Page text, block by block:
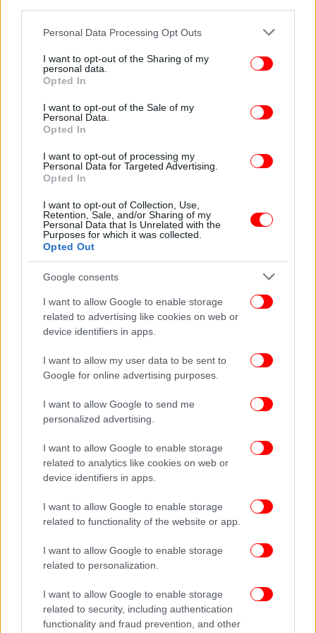
Please note that this website/app uses one or more Google
not limited to your visit or usage behaviour. You may click to
grant or deny consent to Google and its third-party tags to
use your data for below specified purposes in below Google
consent section.
Personal Data Processing Opt Outs
I want to opt-out of the Sharing of my
personal data.
Opted In
I want to opt-out of the Sale of my
Personal Data.
Opted In
I want to opt-out of processing my
Personal Data for Targeted Advertising.
Opted In
I want to opt-out of Collection, Use,
Retention, Sale, and/or Sharing of my
Personal Data that Is Unrelated with the
Purposes for which it was collected.
Opted Out
Google consents
I want to allow Google to enable storage
related to advertising like cookies on web or
device identifiers in apps.
I want to allow my user data to be sent to
Google for online advertising purposes.
I want to allow Google to send me
personalized advertising.
I want to allow Google to enable storage
related to analytics like cookies on web or
device identifiers in apps.
I want to allow Google to enable storage
related to functionality of the website or app.
I want to allow Google to enable storage
related to personalization.
I want to allow Google to enable storage
related to security, including authentication
functionality and fraud prevention, and other
αντεπίθεση τον Ιούνιο του 2023 αλλά η πρόοδός
της έχει περιοριστεί. Το Κίεβο έχει υποσχεθεί ότι θα
ανακαταλάβει τα εδάφη που έχει καταλάβει η
Ρωσία, περιλαμβανομένης της Χερσονήσου της
Κριμαίας την οποία το Κρεμλίνο προσάρτησε το
2014 παραβιάζοντας το διεθνές δίκαιο.
ΟΛΕΣ ΟΙ ΕΙΔΗΣΕΙΣ
Βίντεο-ντοκουμέντο: Η δολιοφθορά στον αγωγό
ύδρευσης Αίγινας -Με εκπαίδευση Ειδικών Δυνάμεων ο
σαμποτέρ
Kίνα: Ξαφνικά, «επανεμφανίστηκε» ο αγνοούμενος εδώ
και ένα χρόνο μεγαλοτραπεζίτης Μπάο Φαν, και…
παραιτήθηκε!
Ο Ζακ Αταλί «προβλέπει» το μέλλον του πλανήτη σε
νέο βιβλίο: Οι τρεις θανάσιμες απειλές για τα επόμενα 30
χρόνια